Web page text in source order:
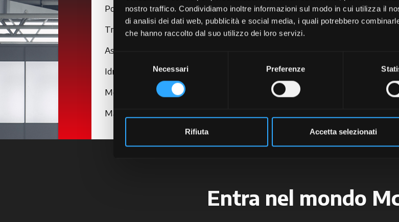
nostro traffico. Condividiamo inoltre informazioni sul modo in cui utilizza il
di analisi dei dati web, pubblicità e social media, i quali potrebbero
che hanno raccolto dal suo utilizzo dei loro servizi.
del
Necessari Preferenze
Rifiuta Accetta selezionati
Posto guida
Trasmissione
Assale
Idraulica
Motore
Manutenzione
+
Entra nel mondo